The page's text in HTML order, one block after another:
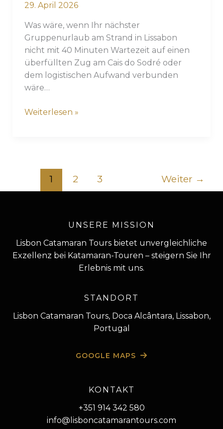
29. April 2026
Was wäre, wenn Ihr nächster
Gruppenurlaub am Strand in Lissabon
nicht mit 40 Minuten Wartezeit auf einen
überfüllten Zug am Cais do Sodré oder
dem logistischen Aufwand verbunden
wäre…
Der
Weiterlesen »
1 2 3 Weiter →
UNSERE MISSION
Lisbon Catamaran Tours bietet unvergleichliche
Exzellenz bei Katamaran-Touren – steigern Sie Ihr
Erlebnis mit uns.
STANDORT
Lisbon Catamaran Tours, Doca Alcântara, Lissabon,
Portugal
GOOGLE MAPS
KONTAKT
+351 914 342 580
info@lisboncatamarantours.com